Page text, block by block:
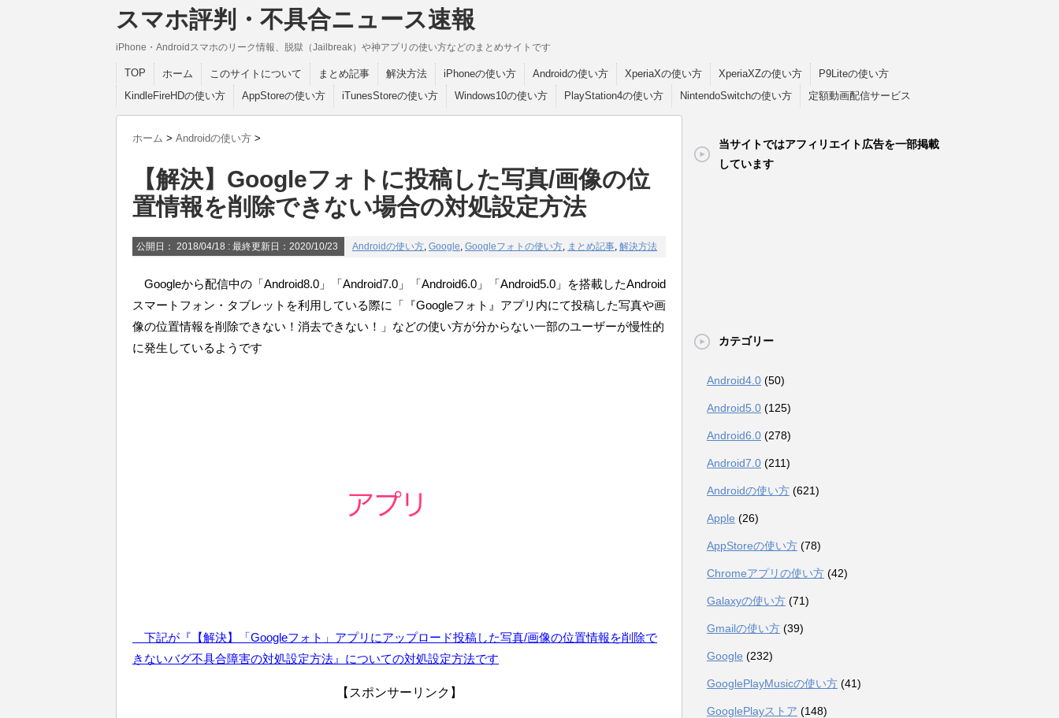
スマホ評判・不具合ニュース速報
iPhone・Androidスマホのリーク情報、脱獄（Jailbreak）や神アプリの使い方などのまとめサイトです
TOP ホーム このサイトについて まとめ記事 解決方法 iPhoneの使い方 Androidの使い方 XperiaXの使い方 XperiaXZの使い方
P9Liteの使い方
KindleFireHDの使い方
AppStoreの使い方 iTunesStoreの使い方 Windows10の使い方 PlayStation4の使い方 NintendoSwitchの使い方 定額動画配信サービス
ホーム > Androidの使い方 >
【解決】Googleフォトに投稿した写真/画像の位
置情報を削除できない場合の対処設定方法
公開日： 2018/04/18 : 最終更新日：2020/10/23 Androidの使い方, Google, Googleフォトの使い方, まとめ記事, 解決方法
Googleから配信中の「Android8.0」「Android7.0」「Android6.0」「Android5.0」を搭載したAndroid
スマートフォン・タブレットを利用している際に「『Googleフォト』アプリ内にて投稿した写真や画
像の位置情報を削除できない！消去できない！」などの使い方が分からない一部のユーザーが慢性的
に発生しているようです
下記が『【解決】「Googleフォト」アプリにアップロード投稿した写真/画像の位置情報を削除で
きないバグ不具合障害の対処設定方法』についての対処設定方法です
【スポンサーリンク】
当サイトではアフィリエイト広告を一部掲載
しています
カテゴリー
Android4.0 (50)
Android5.0 (125)
Android6.0 (278)
Android7.0 (211)
Androidの使い方 (621)
Apple (26)
AppStoreの使い方 (78)
Chromeアプリの使い方 (42)
Galaxyの使い方 (71)
Gmailの使い方 (39)
Google (232)
GooglePlayMusicの使い方 (41)
GooglePlayストア (148)